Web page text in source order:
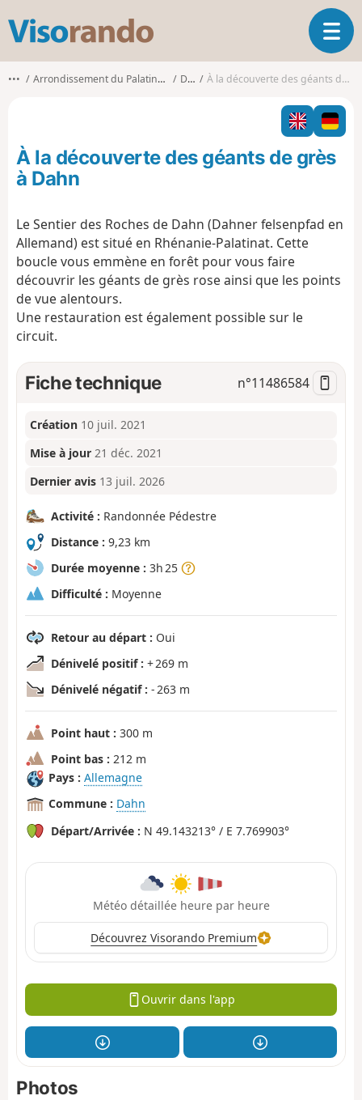
s
o
o
O
u
i
r
l
a
i
t
••• Arrondissement du Palatinat-Sud-Ouest Dahn À la découverte des géants de grès à Dahn
À la découverte des géants de grès
à Dahn
Le Sentier des Roches de Dahn (Dahner felsenpfad en
Allemand) est situé en Rhénanie-Palatinat. Cette
boucle vous emmène en forêt pour vous faire
découvrir les géants de grès rose ainsi que les points
de vue alentours.
Une restauration est également possible sur le
circuit.
Fiche technique n°11486584
Création 10 juil. 2021
Mise à jour 21 déc. 2021
Dernier avis 13 juil. 2026
Activité : Randonnée Pédestre
Distance : 9,23 km
Durée moyenne : 3h 25
Difficulté : Moyenne
Retour au départ : Oui
Dénivelé positif : + 269 m
Dénivelé négatif : - 263 m
Point haut : 300 m
Point bas : 212 m
Pays : Allemagne
Commune : Dahn
Départ/Arrivée : N 49.143213° / E 7.769903°
Météo détaillée heure par heure
Découvrez Visorando Premium
Ouvrir dans l'app
Photos